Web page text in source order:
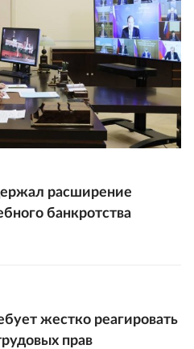
расширение
банкротства
жестко реагировать
прав